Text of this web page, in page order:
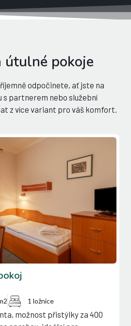
útulné pokoje
odpočinete, ať jste na
partnerem nebo služební
z více variant pro váš komfort.
1 ložnice
možnost přistýlky za 400